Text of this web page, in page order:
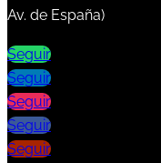
Av. de España)
Seguir
Seguir
Seguir
Seguir
Seguir